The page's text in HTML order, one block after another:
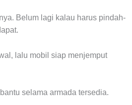
Belum lagi kalau harus pindah-
lalu mobil siap menjemput
selama armada tersedia.